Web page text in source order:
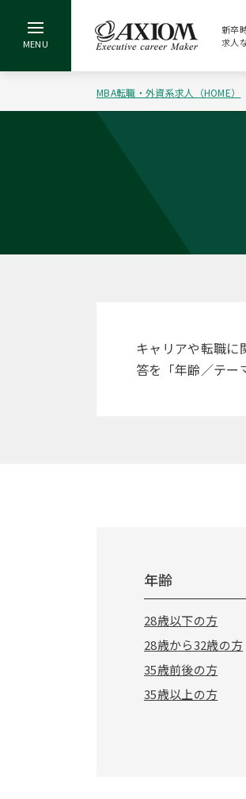
新卒
求人
MBA転職・外資系求人（HOME）
キャリアや転職に
答を「年齢／テー
年齢
28歳以下の方
28歳から32歳の方
35歳前後の方
35歳以上の方